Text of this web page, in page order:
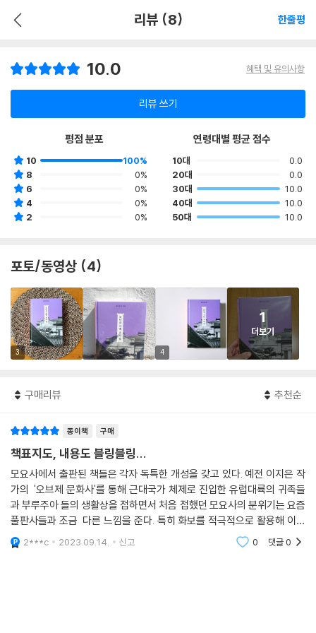
리뷰 (8) 한줄평
10.0 혜택 및 유의사항
리뷰 쓰기
평점 분포
10
100%
8
0%
6
0%
4
0%
2
0%
연령대별 평균 점수
10대
0.0
20대
0.0
30대
10.0
40대
10.0
50대
10.0
포토/동영상 (4)
3 4
1
더보기
구매리뷰 추천순
종이책 구매
책표지도, 내용도 블링블링...
모요사에서 출판된 책들은 각자 독특한 개성을 갖고 있다. 예전 이지은 작
가의 '오브제 문화사'를 통해 근대국가 체제로 진입한 유럽대륙의 귀족들
과 부루주아 들의 생활상을 접하면서 처음 접했던 모요사의 분위기는 요즘
풀판사들과 조금 다른 느낌을 준다. 특히 화보를 적극적으로 활용해 이해
도를 높여주는 과정이 좋다. 이번 저서는 집에 대한 고찰이다. 저자는 건
축사
2***c 2023.09.14. 신고 0 댓글0